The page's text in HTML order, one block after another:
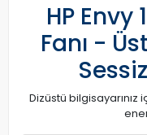
HP Envy
Fanı -
Dizüstü bilgisayarınız